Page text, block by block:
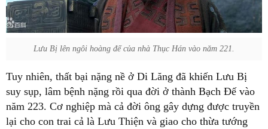
Lưu Bị lên ngôi hoàng đế của nhà Thục Hán vào năm 221.
Tuy nhiên, thất bại nặng nề ở Di Lăng đã khiến Lưu Bị
suy sụp, lâm bệnh nặng rồi qua đời ở thành Bạch Đế vào
năm 223. Cơ nghiệp mà cả đời ông gây dựng được truyền
lại cho con trai cả là Lưu Thiện và giao cho thừa tướng